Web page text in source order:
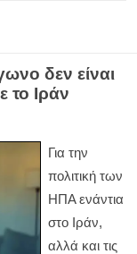
δεν είναι
το Ιράν
Για την
πολιτική των
ΗΠΑ ενάντια
στο Ιράν,
αλλά και τις